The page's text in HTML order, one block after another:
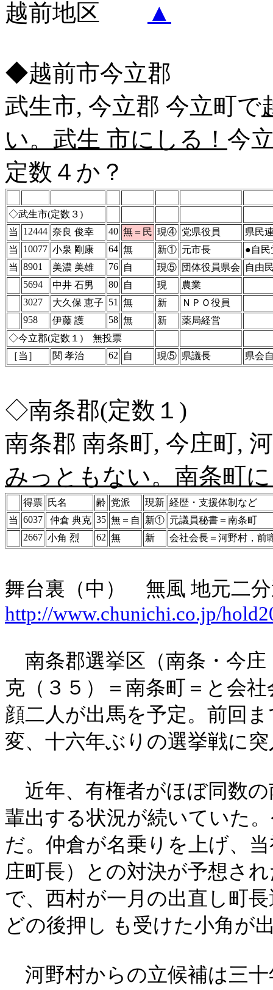
越前地区 ▲
◆越前市今立郡
武生市, 今立郡 今立町で
い。武生 市にしる！ 今
定数４か？
◇武生市(定数３)
当
12444 奈良 俊幸 40 無＝民 現④ 党県役員
県民
当
10077 小泉 剛康 64 無 新① 元市長
●自民
当 8901 美濃 美雄 76 自 現⑤ 団体役員県会
自由
5694
中井 石男 80 自 現
農業
3027
大久保 恵子 51 無 新
ＮＰＯ役員
958
伊藤 護 58 無 新
薬局経営
◇今立郡(定数１) 無投票
［当］
関 孝治 62 自 現⑤ 県議長 県会
◇南条郡(定数１)
南条郡 南条町, 今庄町,
みっともない。南条町
得票 氏名 齢 党派 現新 経歴・支援体制など
当 6037 仲倉 典克 35 無＝自 新① 元議員秘書＝南条町
2667 小角 烈 62 無 新 会社会長＝河野村，前
舞台裏（中） 無風 地元二
http://www.chunichi.co.jp/
南条郡選挙区（南条・今庄
克（３５）＝南条町＝と会
顔二人が出馬を予定。前回
変、十六年ぶりの選挙戦に
近年、有権者がほぼ同数
輩出する状況が続いていた
だ。仲倉が名乗りを上げ、
庄町長）との対決が予想さ
で、西村が一月の出直し町
どの後押し も受けた小角が
河野村からの立候補は三